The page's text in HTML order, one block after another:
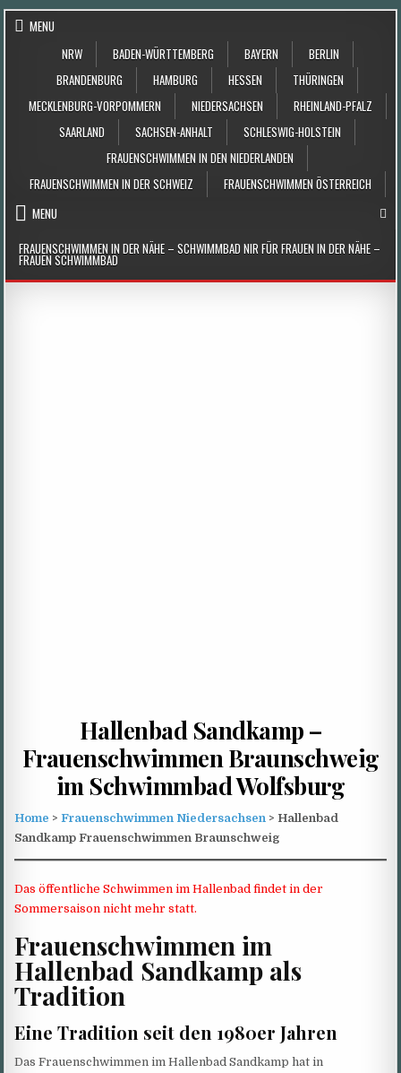
Skip to content
MENU
NRW
BADEN-WÜRTTEMBERG BAYERN
BERLIN
BRANDENBURG
HAMBURG HESSEN
THÜRINGEN
MECKLENBURG-VORPOMMERN
NIEDERSACHSEN
RHEINLAND-PFALZ
SAARLAND
SACHSEN-ANHALT
SCHLESWIG-HOLSTEIN
FRAUENSCHWIMMEN IN DEN NIEDERLANDEN
FRAUENSCHWIMMEN IN DER SCHWEIZ
FRAUENSCHWIMMEN ÖSTERREICH
MENU
FRAUENSCHWIMMEN IN DER NÄHE – SCHWIMMBAD NIR FÜR FRAUEN IN DER NÄHE –
FRAUEN SCHWIMMBAD
Hallenbad Sandkamp –
Frauenschwimmen Braunschweig
im Schwimmbad Wolfsburg
Home >Frauenschwimmen Niedersachsen > Hallenbad
Sandkamp Frauenschwimmen Braunschweig
Das öffentliche Schwimmen im Hallenbad findet in der
Sommersaison nicht mehr statt.
Frauenschwimmen im
Hallenbad Sandkamp als
Tradition
Eine Tradition seit den 1980er Jahren
Das Frauenschwimmen im Hallenbad Sandkamp hat in